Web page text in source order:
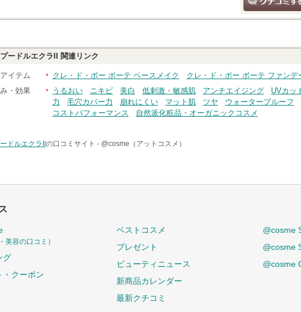
あります
クチコミ
ードルエクラII 関連リンク
イテム クレ・ド・ポー ボーテ ベースメイク クレ・ド・ポー ボーテ ファンデ
・効果
うるおい ニキビ 美白 低刺激・敏感肌 アンチエイジング UVカッ
力
毛穴カバー力 崩れにくい マット肌 ツヤ ウォータープルーフ
コストパフォーマンス
自然派化粧品・オーガニックコスメ
ドルエクラII の口コミサイト - @cosme（アットコスメ）
美容の口コミ）
グ
・クーポン
ベストコスメ
プレゼント
ビューティニュース
新商品カレンダー
最新クチコミ
@cosme
@cosme
@cosme